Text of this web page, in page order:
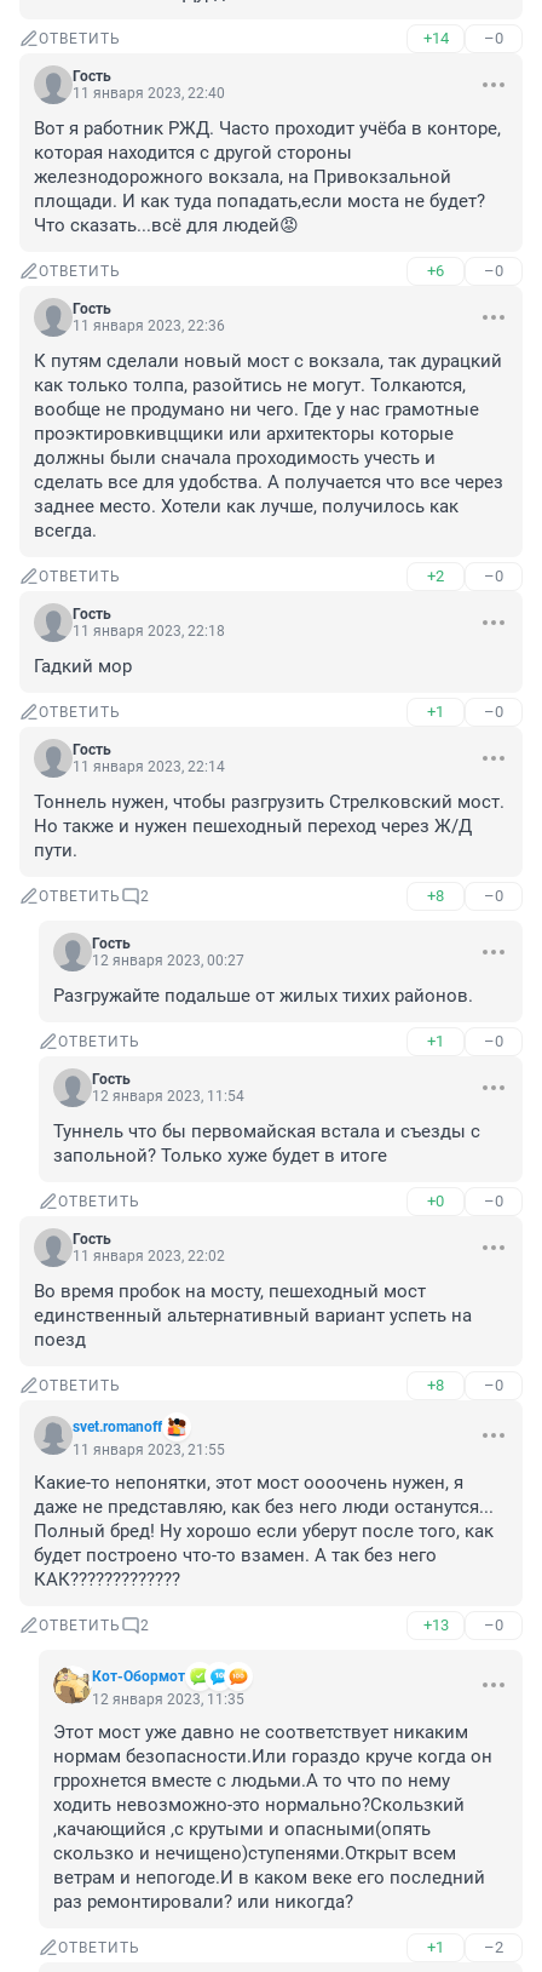
ОТВЕТИТЬ +14 –0
Гость
11 января 2023, 22:40
Вот я работник РЖД. Часто проходит учёба в конторе,
которая находится с другой стороны
железнодорожного вокзала, на Привокзальной
площади. И как туда попадать,если моста не будет?
Что сказать...всё для людей😡
ОТВЕТИТЬ +6 –0
Гость
11 января 2023, 22:36
К путям сделали новый мост с вокзала, так дурацкий
как только толпа, разойтись не могут. Толкаются,
вообще не продумано ни чего. Где у нас грамотные
проэктировкивцщики или архитекторы которые
должны были сначала проходимость учесть и
сделать все для удобства. А получается что все через
заднее место. Хотели как лучше, получилось как
всегда.
ОТВЕТИТЬ +2 –0
Гость
11 января 2023, 22:18
Гадкий мор
ОТВЕТИТЬ +1 –0
Гость
11 января 2023, 22:14
Тоннель нужен, чтобы разгрузить Стрелковский мост.
Но также и нужен пешеходный переход через Ж/Д
пути.
ОТВЕТИТЬ 2 +8 –0
Гость
12 января 2023, 00:27
Разгружайте подальше от жилых тихих районов.
ОТВЕТИТЬ +1 –0
Гость
12 января 2023, 11:54
Туннель что бы первомайская встала и съезды с
запольной? Только хуже будет в итоге
ОТВЕТИТЬ +0 –0
Гость
11 января 2023, 22:02
Во время пробок на мосту, пешеходный мост
единственный альтернативный вариант успеть на
поезд
ОТВЕТИТЬ +8 –0
svet.romanoff
11 января 2023, 21:55
Какие-то непонятки, этот мост оооочень нужен, я
даже не представляю, как без него люди останутся...
Полный бред! Ну хорошо если уберут после того, как
будет построено что-то взамен. А так без него
КАК?????????????
ОТВЕТИТЬ 2 +13 –0
Кот-Обормот
12 января 2023, 11:35
Этот мост уже давно не соответствует никаким
нормам безопасности.Или гораздо круче когда он
гррохнется вместе с людьми.А то что по нему
ходить невозможно-это нормально?Скользкий
,качающийся ,с крутыми и опасными(опять
скользко и нечищено)ступенями.Открыт всем
ветрам и непогоде.И в каком веке его последний
раз ремонтировали? или никогда?
ОТВЕТИТЬ +1 –2